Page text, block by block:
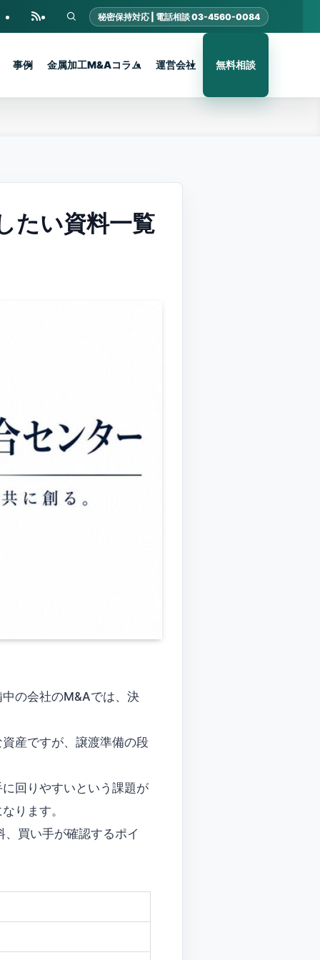
事例 金属加工M&Aコラム 運営会社 無料相談
たい資料一覧
の会社のM&Aでは、決
産ですが、譲渡準備の段
回りやすいという課題が
ります。
買い手が確認するポイ